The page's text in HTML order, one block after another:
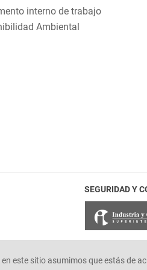
este sitio asumimos que estás de
interno de trabajo
Ambiental
SEGURIDAD Y